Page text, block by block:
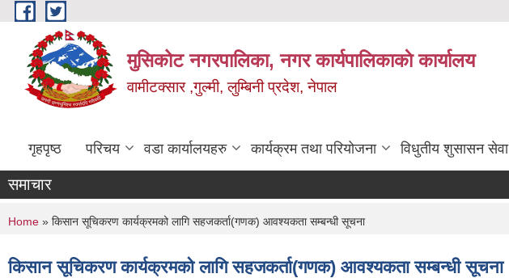
Skip to main content
मुसिकोट नगरपालिका, नगर कार्यपालिकाकाे कार्यालय
वामीटक्सार ,गुल्मी, लुम्बिनी प्रदेश, नेपाल
गृहपृष्ठ परिचय वडा कार्यालयहरु कार्यक्रम तथा परियोजना विधुतीय शुसासन सेवा
समाचार
You are here
Home » किसान सूचिकरण कार्यक्रमको लागि सहजकर्ता(गणक) आवश्यकता सम्बन्धी सूचना
किसान सूचिकरण कार्यक्रमको लागि सहजकर्ता(गणक) आवश्यकता सम्बन्धी सूचना